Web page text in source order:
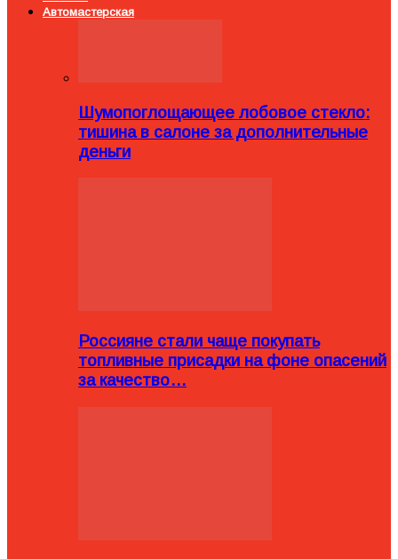
Автомастерская
Шумопоглощающее лобовое стекло:
тишина в салоне за дополнительные
деньги
Россияне стали чаще покупать
топливные присадки на фоне опасений
за качество…